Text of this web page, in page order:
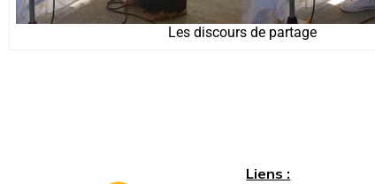
Les discours de partage
Liens :